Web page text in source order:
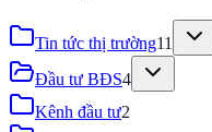
Tin tức thị trường11
Đầu tư BĐS4
Kênh đầu tư2